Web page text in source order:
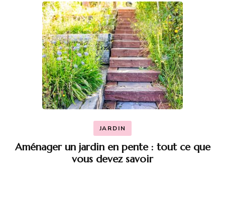
JARDIN
Aménager un jardin en pente : tout ce que
vous devez savoir